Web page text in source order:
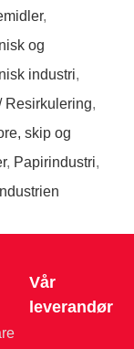
,
og
industri,
Resirkulering,
skip og
, Papirindustri,
Vår
leverandør